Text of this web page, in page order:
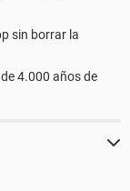
Selectable
PnP
sin borrar la
4.000 años de